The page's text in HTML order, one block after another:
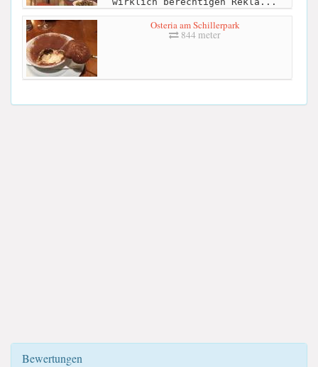
Osteria am Schillerpark
844 meter
Bewertungen